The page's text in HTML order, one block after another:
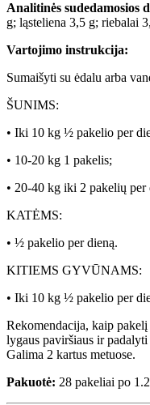
Analitinės sudedamosios
g; ląsteliena 3,5 g; riebalai
Vartojimo instrukcija:
Sumaišyti su ėdalu arba
ŠUNIMS:
• Iki 10 kg ½ pakelio per
• 10-20 kg 1 pakelis;
• 20-40 kg iki 2 pakelių per
KATĖMS:
• ½ pakelio per dieną.
KITIEMS GYVŪNAMS:
• Iki 10 kg ½ pakelio per
Rekomendacija, kaip
lygaus paviršiaus ir
Galima 2 kartus metuose.
Pakuotė: 28 pakeliai po